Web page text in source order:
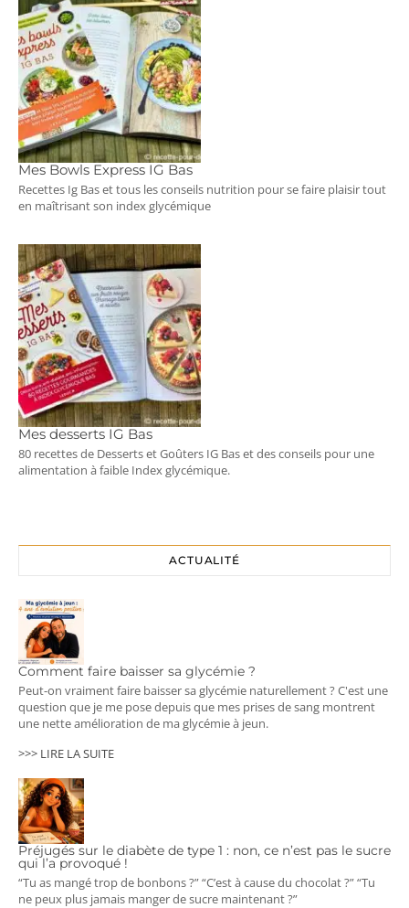
Mes Bowls Express IG Bas
Recettes Ig Bas et tous les conseils nutrition pour se faire plaisir tout
en maîtrisant son index glycémique
Mes desserts IG Bas
80 recettes de Desserts et Goûters IG Bas et des conseils pour une
alimentation à faible Index glycémique.
ACTUALITÉ
Comment faire baisser sa glycémie ?
Peut-on vraiment faire baisser sa glycémie naturellement ? C'est une
question que je me pose depuis que mes prises de sang montrent
une nette amélioration de ma glycémie à jeun.
>>> LIRE LA SUITE
Préjugés sur le diabète de type 1 : non, ce n’est pas le sucre
qui l’a provoqué !
“Tu as mangé trop de bonbons ?” “C’est à cause du chocolat ?” “Tu
ne peux plus jamais manger de sucre maintenant ?”